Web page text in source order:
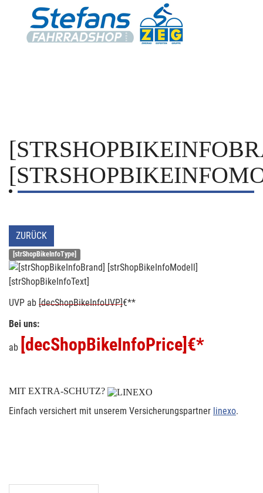
ZURÜCK
[strShopBikeInfoType]
[strShopBikeInfoText]
UVP ab [decShopBikeInfoUVP]€**
Bei uns:
ab [decShopBikeInfoPrice] €*
MIT EXTRA-SCHUTZ?
Einfach versichert mit unserem Versicherungspartner linexo.